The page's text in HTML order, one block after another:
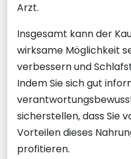
Arzt.
Insgesamt kann der
wirksame Möglichkeit
verbessern und
Indem Sie sich gut
sicherstellen, dass Sie
Vorteilen dieses
profitieren.